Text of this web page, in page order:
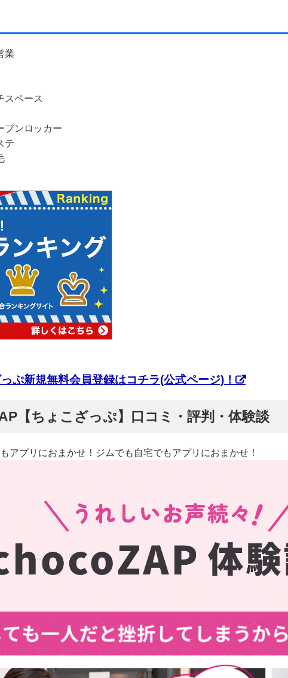
業
スペース
プンロッカー
テ
ぷ新規無料会員登録はコチラ(公式ページ)！
【ちょこざっぷ】口コミ・評判・体験談
アプリにおまかせ！ジムでも自宅でもアプリにおまかせ！